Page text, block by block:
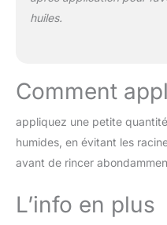
huiles.
Comment
appliquez une petite
humides, en évitant les
avant de rincer
L’info en plus